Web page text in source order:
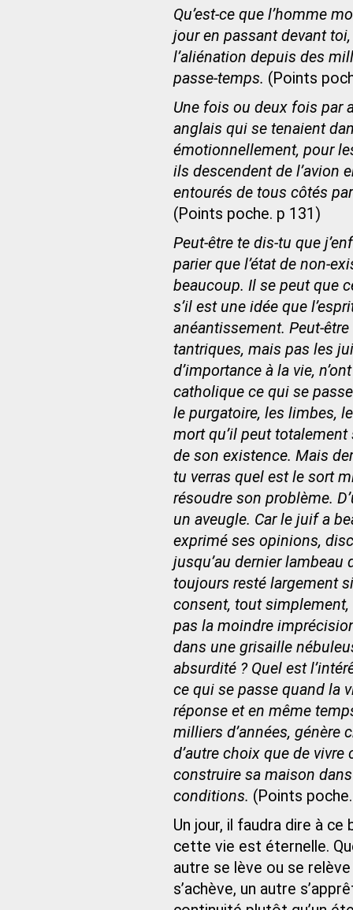
Qu’est-ce que l’homme
jour en passant devant
l’aliénation depuis des
passe-temps. (Points
Une fois ou deux fois par
anglais qui se tenaient
émotionnellement, pour
ils descendent de l’avion
entourés de tous côtés
(Points poche. p 131)
Peut-être te dis-tu que
parier que l’état de non-
beaucoup. Il se peut que
s’il est une idée que
anéantissement. Peut-
tantriques, mais pas les
d’importance à la vie,
catholique ce qui se
le purgatoire, les limbes,
mort qu’il peut
de son existence. Mais
tu verras quel est le sort
résoudre son problème.
un aveugle. Car le juif a
exprimé ses opinions,
jusqu’au dernier lambeau
toujours resté largement
consent, tout simplement,
pas la moindre
dans une grisaille
absurdité ? Quel est
ce qui se passe quand la
réponse et en même
milliers d’années, génère
d’autre choix que de
construire sa maison
conditions. (Points
Un jour, il faudra dire à
cette vie est éternelle.
autre se lève ou se
s’achève, un autre